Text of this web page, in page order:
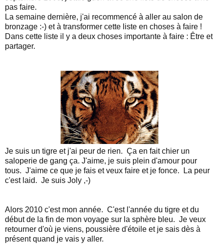
pas faire.
La semaine dernière, j'ai recommencé à aller au salon de
bronzage :-) et à transformer cette liste en choses à faire !
Dans cette liste il y a deux choses importante à faire : Être et
partager.
Je suis un tigre et j'ai peur de rien. Ça en fait chier un
saloperie de gang ça. J'aime, je suis plein d'amour pour
tous. J'aime ce que je fais et veux faire et je fonce. La peur
c'est laid. Je suis Joly ,-)
Alors 2010 c'est mon année. C'est l'année du tigre et du
début de la fin de mon voyage sur la sphère bleu. Je veux
retourner d'où je viens, poussière d'étoile et je sais dès à
présent quand je vais y aller.